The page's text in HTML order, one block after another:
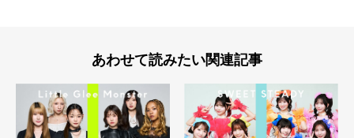
あわせて読みたい関連記事